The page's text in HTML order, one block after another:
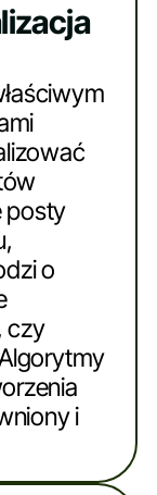
posty
o
czy
i